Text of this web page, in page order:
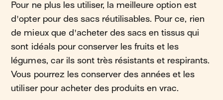
Pour ne plus les utiliser, la meilleure option est
d'opter pour des sacs réutilisables. Pour ce, rien
de mieux que d'acheter des sacs en tissus qui
sont idéals pour conserver les fruits et les
légumes, car ils sont très résistants et respirants.
Vous pourrez les conserver des années et les
utiliser pour acheter des produits en vrac.